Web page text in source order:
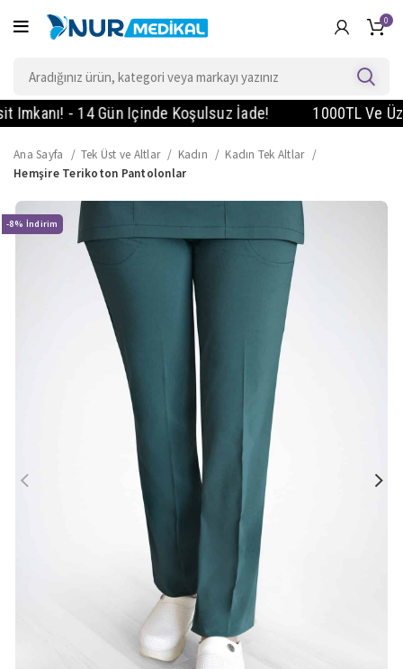
0
- 14 Gün Içinde Koşulsuz İade! 1000TL Ve
Ana Sayfa Tek Üst ve Altlar Kadın
Kadın Tek Altlar
Hemşire Terikoton Pantolonlar
-8%